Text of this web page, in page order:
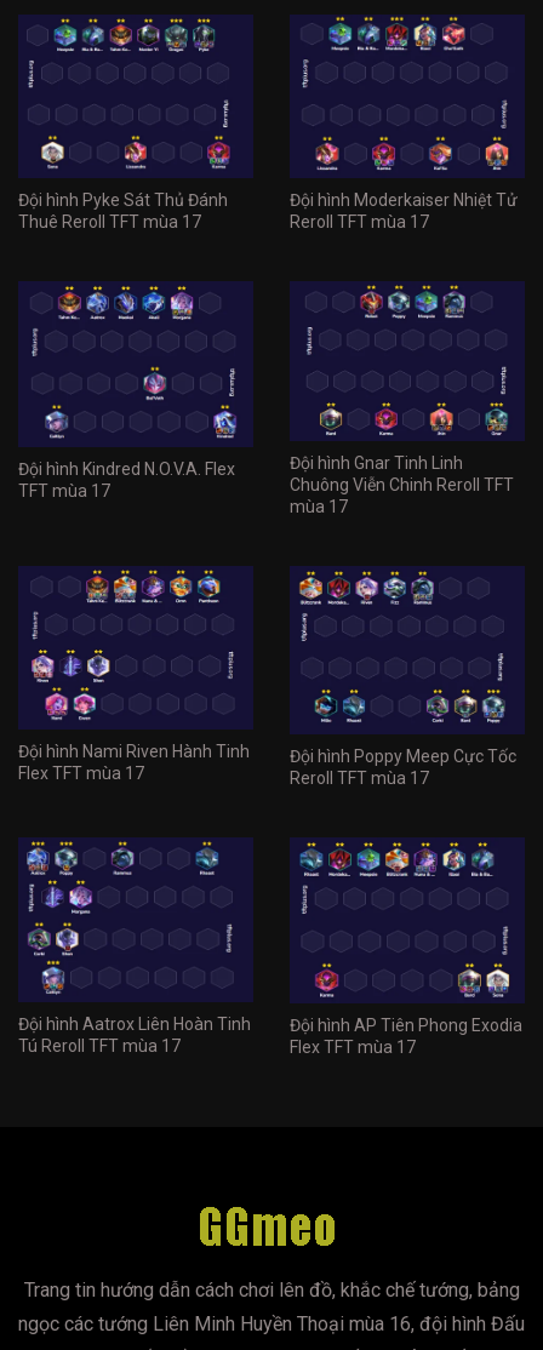
Đội hình Pyke Sát Thủ Đánh
Thuê Reroll TFT mùa 17
Đội hình Moderkaiser Nhiệt Tử
Reroll TFT mùa 17
Đội hình Kindred N.O.V.A. Flex
TFT mùa 17
Đội hình Gnar Tinh Linh
Chuông Viễn Chinh Reroll TFT
mùa 17
Đội hình Nami Riven Hành Tinh
Flex TFT mùa 17
Đội hình Poppy Meep Cực Tốc
Reroll TFT mùa 17
Đội hình Aatrox Liên Hoàn Tinh
Tú Reroll TFT mùa 17
Đội hình AP Tiên Phong Exodia
Flex TFT mùa 17
Trang tin hướng dẫn cách chơi lên đồ, khắc chế tướng, bảng
ngọc các tướng Liên Minh Huyền Thoại mùa 16, đội hình Đấu